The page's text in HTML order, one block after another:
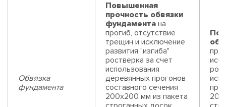
Обвязка
фундамента
Повышенная
прочность обвязки
фундамента на
прогиб, отсутствие
трещин и исключение
развития "изгиба"
ростверка за счет
использования
деревянных прогонов
составного сечения
200х200 мм из пакета